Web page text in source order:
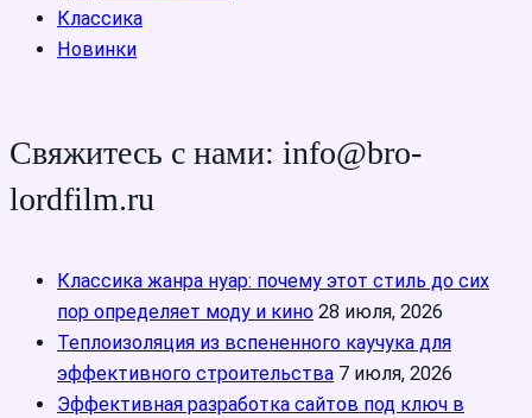
Классика
Новинки
Свяжитесь с нами: info@bro-
lordfilm.ru
Классика жанра нуар: почему этот стиль до сих
пор определяет моду и кино 28 июля, 2026
Теплоизоляция из вспененного каучука для
эффективного строительства 7 июля, 2026
Эффективная разработка сайтов под ключ в